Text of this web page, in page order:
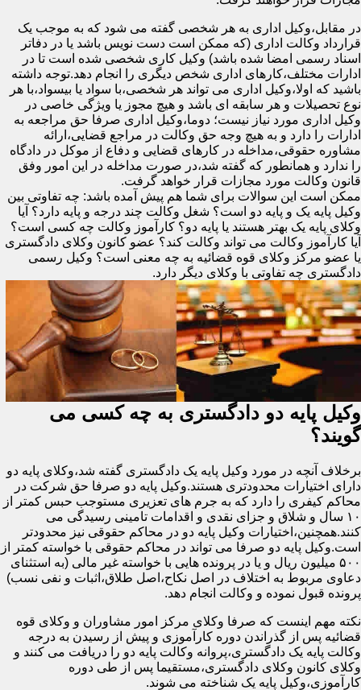
در مقابل،وکیل اداری به هر شخصی گفته می شود که به موجب یک
قرارداد وکالت اداری (که ممکن است دست نویس باشد یا در دفاتر
اسناد رسمی امضا شده باشد) وکیل کاری شخصی شده است تا در
ادارات مختلف،کارهای اداری شخص دیگری را انجام دهد.توجه داشته
باشید که اولا،وکیل اداری می تواند هر شخصی،با سواد یا بیسواد،با هر
نوع تحصیلات و هر سابقه ای باشد و هیچ مجوز یا ویژگی خاصی در
وکیل اداری مورد نیاز نیست؛ دوما،وکیل اداری صرفا حق مراجعه به
ادارات را دارد و به هیچ وجه حق وکالت در مراجع قضایی،ارائه
مشاوره حقوقی،مداخله در کارهای قضایی و دفاع از موکل در دادگاه
را ندارد و همانطور که گفته شد،در صورت مداخله در این امور وفق
قانون وکالت مورد مجازات قرار خواهد گرفت.
ممکن است این سوالات برای شما هم پیش آمده باشد: چه تفاوتی بین
وکیل پایه یک و پایه دو است؟ شغل وکالت چند درجه و پایه دارد؟ آیا
وکلای پایه یک بهتر هستند یا پایه دو؟ کارآموز وکالت چه کسی است؟
آیا کارآموز وکالت می تواند وکالت کند؟ عضو کانون وکلای دادگستری
یا عضو مرکز وکلای قوه قضائیه به چه معنی است؟ وکیل رسمی
دادگستری چه تفاوتی با وکلای دیگر دارد.
وکیل پایه دو دادگستری به چه کسی می
گویند؟
برخلاف آنچه در مورد وکیل پایه یک دادگستری گفته شد،وکلای پایه دو
دارای اختیارات محدودتری هستند.وکیل پایه دو صرفا حق شرکت در
محاکم کیفری را دارد که به جرم های تعزیری مستوجب حبس کمتر از
۱۰ سال و شلاق و جزای نقدی و اقدامات تامینی رسیدگی می
کنند.همچنین،اختیارات وکیل پایه دو در محاکم حقوقی نیز محدودتر
است.وکیل پایه دو صرفا می تواند در محاکم حقوقی با خواسته کمتر از
۵۰۰ میلیون ریال و یا در پرونده هایی با خواسته غیر مالی (به استثنای
دعاوی مربوط به اختلاف در اصل نکاح،اصل طلاق،اثبات و نفی نسب)
پرونده قبول نموده و وکالت انجام دهد.
نکته مهم اینست که صرفا وکلای مرکز امور مشاوران و وکلای قوه
قضائیه پس از گذراندن دوره کارآموزی و پیش از رسیدن به درجه
وکالت پایه یک دادگستری،پروانه وکالت پایه دو را دریافت می کنند و
وکلای کانون وکلای دادگستری،مستقیما پس از طی دوره
کارآموزی،وکیل پایه یک شناخته می شوند.